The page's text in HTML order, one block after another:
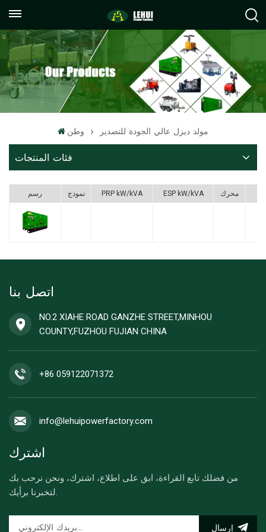
059122071372
info@lehuipowerfactory.com
وطن مولد ديزل عالي الجودة للتصدير
فئات المنتجات
رسم نموذج PRP kW/kVA ESP kW/kVA محرك
اتصل بنا
NO.2 XIAHE ROAD GANZHE STREET,MINHOU
COUNTY,FUZHOU FUJIAN CHINA
+86 059122071372
info@lehuipowerfactory.com
اشترك
من فضلك تابع القراءة، ابق على اطلاع، اشترك، ونحن نرحب بك
لتخبرنا برأيك.
إرسال